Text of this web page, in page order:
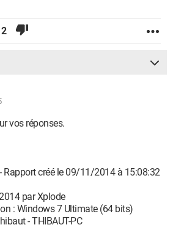
2
vos réponses.
Rapport créé le 09/11/2014 à 15:08:32
par Xplode
: Windows 7 Ultimate (64 bits)
- THIBAUT-PC